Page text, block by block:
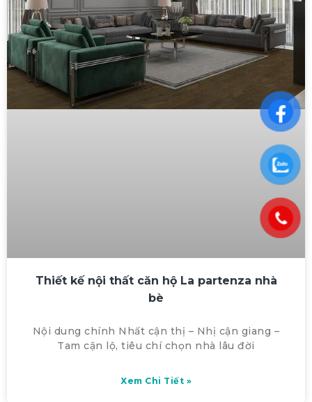
Thiết kế nội thất căn hộ La partenza nhà
bè
Nội dung chính Nhất cận thị – Nhị cận giang –
Tam cận lộ, tiêu chí chọn nhà lâu đời
Xem Chi Tiết »